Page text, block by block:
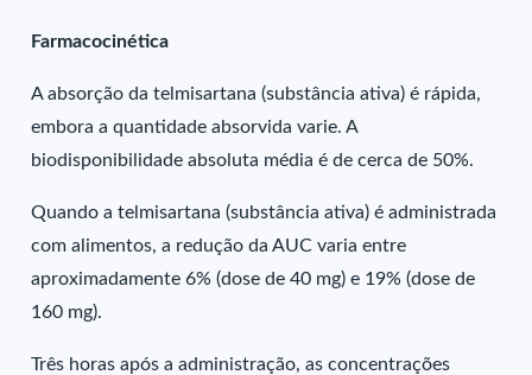
Farmacocinética
A absorção da telmisartana (substância ativa) é rápida,
embora a quantidade absorvida varie. A
biodisponibilidade absoluta média é de cerca de 50%.
Quando a telmisartana (substância ativa) é administrada
com alimentos, a redução da AUC varia entre
aproximadamente 6% (dose de 40 mg) e 19% (dose de
160 mg).
Três horas após a administração, as concentrações